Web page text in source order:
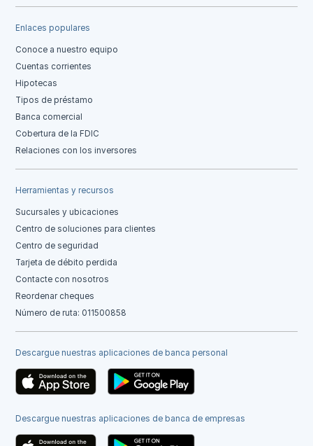
Enlaces populares
Conoce a nuestro equipo
Cuentas corrientes
Hipotecas
Tipos de préstamo
Banca comercial
Cobertura de la FDIC
Relaciones con los inversores
Herramientas y recursos
Sucursales y ubicaciones
Centro de soluciones para clientes
Centro de seguridad
Tarjeta de débito perdida
Contacte con nosotros
Reordenar cheques
Número de ruta: 011500858
Descargue nuestras aplicaciones de banca personal
Descargue nuestras aplicaciones de banca de empresas